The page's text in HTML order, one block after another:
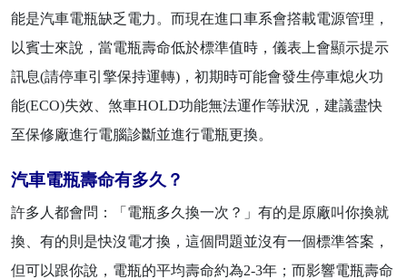
能是汽車電瓶缺乏電力。而現在進口車系會撘載電源管理，
以賓士來說，當電瓶壽命低於標準值時，儀表上會顯示提示
訊息(請停車引擎保持運轉)，初期時可能會發生停車熄火功
能(ECO)失效、煞車HOLD功能無法運作等狀況，建議盡快
至保修廠進行電腦診斷並進行電瓶更換。
汽車電瓶壽命有多久？
許多人都會問：「電瓶多久換一次？」有的是原廠叫你換就
換、有的則是快沒電才換，這個問題並沒有一個標準答案，
但可以跟你說，電瓶的平均壽命約為2-3年；而影響電瓶壽命